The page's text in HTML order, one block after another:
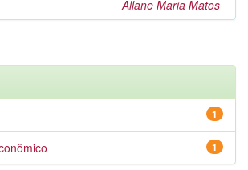
Allane Maria Matos
1
1